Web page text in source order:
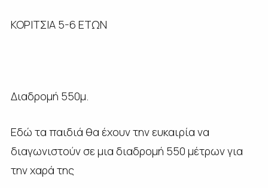
ΚΟΡΙΤΣΙΑ 5-6 ΕΤΩΝ
Διαδρομή 550μ.
Εδώ τα παιδιά θα έχουν την ευκαιρία να
διαγωνιστούν σε μια διαδρομή 550 μέτρων για
την χαρά της